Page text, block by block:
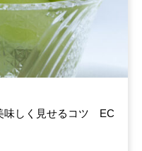
味しく見せるコツ EC